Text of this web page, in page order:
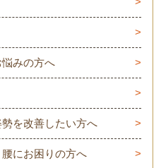
みの方へ
を改善したい方へ
にお困りの方へ